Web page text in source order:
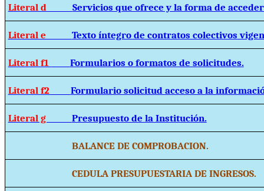
Literal d Servicios que ofrece y la forma de
Literal e Texto íntegro de contratos colectivos
Literal f1 Formularios o formatos de solicitudes.
Literal f2 Formulario solicitud acceso a la
Literal g Presupuesto de la Institución.
BALANCE DE COMPROBACION.
CEDULA PRESUPUESTARIA DE INGRESOS.